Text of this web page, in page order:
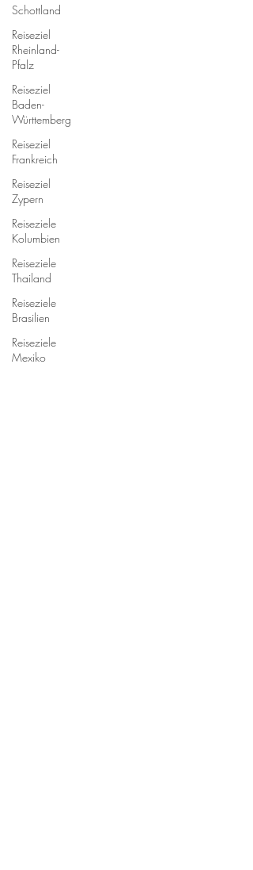
Schottland
Reiseziel
Rheinland-
Pfalz
Reiseziel
Baden-
Württemberg
Reiseziel
Frankreich
Reiseziel
Zypern
Reiseziele
Kolumbien
Reiseziele
Thailand
Reiseziele
Brasilien
Reiseziele
Mexiko